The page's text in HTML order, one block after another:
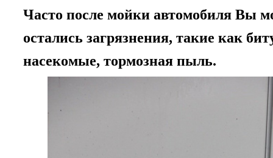
Часто после мойки автомобиля Вы
остались загрязнения, такие как
насекомые, тормозная пыль.